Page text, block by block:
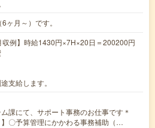
ヶ月～）です。
例】時給1430円×7H×20日＝200200円
支給します。
課にて、サポート事務のお仕事です＊
〇予算管理にかかわる事務補助（…